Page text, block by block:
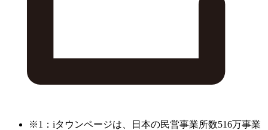
※1：iタウンページは、日本の民営事業所数516万事業